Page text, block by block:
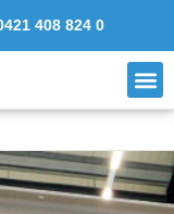
408 824 0